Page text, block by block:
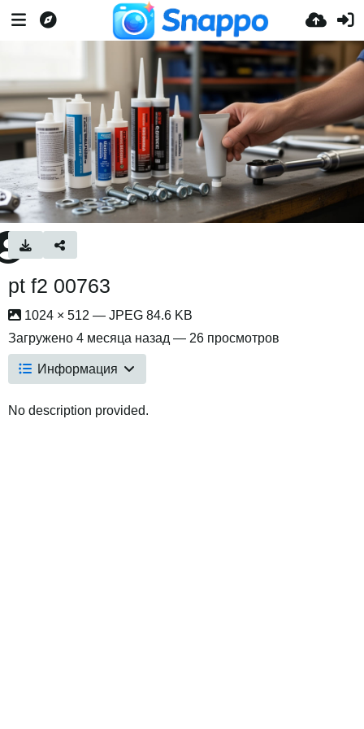
pt f2 00763
1024 × 512 — JPEG 84.6 KB
Загружено 4 месяца назад — 26 просмотров
Информация
No description provided.